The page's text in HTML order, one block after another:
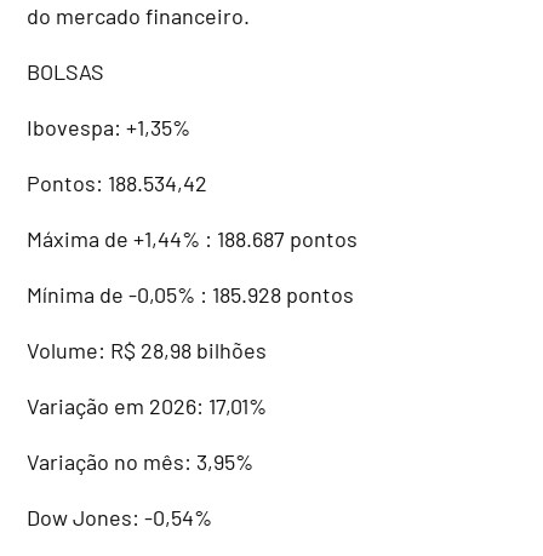
do mercado financeiro.
BOLSAS
Ibovespa: +1,35%
Pontos: 188.534,42
Máxima de +1,44% : 188.687 pontos
Mínima de -0,05% : 185.928 pontos
Volume: R$ 28,98 bilhões
Variação em 2026: 17,01%
Variação no mês: 3,95%
Dow Jones: -0,54%